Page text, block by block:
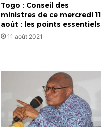
Togo : Conseil des
ministres de ce mercredi 11
août : les points essentiels
11 août 2021